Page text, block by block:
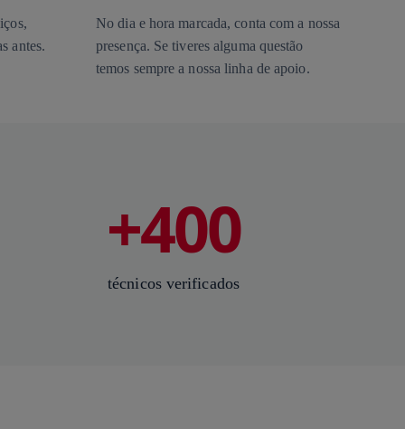
antes.
No dia e hora marcada, conta com a nossa
presença. Se tiveres alguma questão
temos sempre a nossa linha de apoio.
+400
técnicos verificados